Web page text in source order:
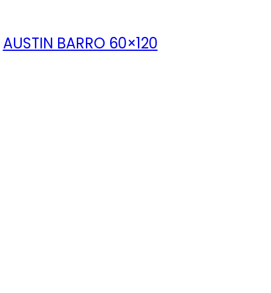
AUSTIN BARRO 60×120